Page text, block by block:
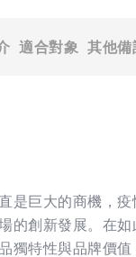
適合對象 其他備
是巨大的商機，疫
的創新發展。在
品獨特性與品牌